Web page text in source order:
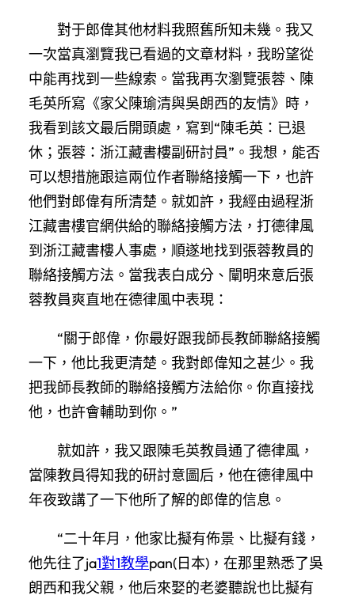
對于郎偉其他材料我照舊所知未幾。我又
一次當真瀏覽我已看過的文章材料，我盼望從
中能再找到一些線索。當我再次瀏覽張蓉、陳
毛英所寫《家父陳瑜清與吳朗西的友情》時，
我看到該文最后開頭處，寫到“陳毛英：已退
休；張蓉：浙江藏書樓副研討員”。我想，能否
可以想措施跟這兩位作者聯絡接觸一下，也許
他們對郎偉有所清楚。就如許，我經由過程浙
江藏書樓官網供給的聯絡接觸方法，打德律風
到浙江藏書樓人事處，順遂地找到張蓉教員的
聯絡接觸方法。當我表白成分、闡明來意后張
蓉教員爽直地在德律風中表現：
“關于郎偉，你最好跟我師長教師聯絡接觸
一下，他比我更清楚。我對郎偉知之甚少。我
把我師長教師的聯絡接觸方法給你。你直接找
他，也許會輔助到你。”
就如許，我又跟陳毛英教員通了德律風，
當陳教員得知我的研討意圖后，他在德律風中
年夜致講了一下他所了解的郎偉的信息。
“二十年月，他家比擬有佈景、比擬有錢，
他先往了ja1對1教學pan(日本)，在那里熟悉了吳
朗西和我父親，他后來娶的老婆聽說也比擬有